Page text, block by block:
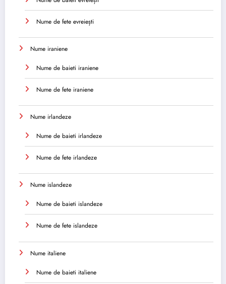
Nume de fete evreiești
Nume iraniene
Nume de baieti iraniene
Nume de fete iraniene
Nume irlandeze
Nume de baieti irlandeze
Nume de fete irlandeze
Nume islandeze
Nume de baieti islandeze
Nume de fete islandeze
Nume italiene
Nume de baieti italiene